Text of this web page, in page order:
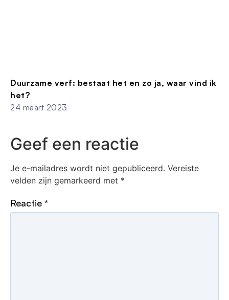
Duurzame verf: bestaat het en zo ja, waar vind ik
het?
24 maart 2023
Geef een reactie
Je e-mailadres wordt niet gepubliceerd. Vereiste
velden zijn gemarkeerd met *
Reactie *